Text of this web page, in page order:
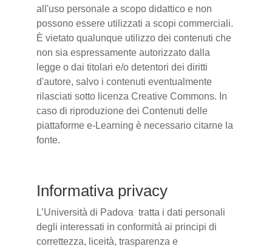
all'uso personale a scopo didattico e non
possono essere utilizzati a scopi commerciali.
È vietato qualunque utilizzo dei contenuti che
non sia espressamente autorizzato dalla
legge o dai titolari e/o detentori dei diritti
d'autore, salvo i contenuti eventualmente
rilasciati sotto licenza Creative Commons. In
caso di riproduzione dei Contenuti delle
piattaforme e-Learning è necessario citarne la
fonte.
Informativa privacy
L’Università di Padova tratta i dati personali
degli interessati in conformità ai principi di
correttezza, liceità, trasparenza e